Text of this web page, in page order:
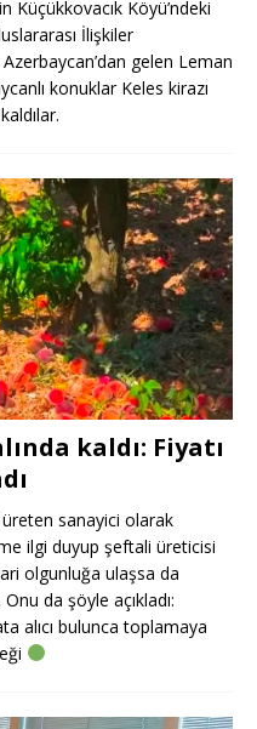
Küçükkovacık Köyü’ndeki
İlişkiler
Azerbaycan’dan gelen Leman
konuklar Keles kirazı
kaldı: Fiyatı
üreten sanayici olarak
ilgi duyup şeftali üreticisi
olgunluğa ulaşsa da
da şöyle açıkladı:
alıcı bulunca toplamaya